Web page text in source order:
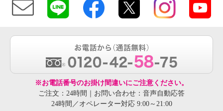
※お電話番号のお掛け間違いにご注意ください。
ご注文：24時間｜お問い合わせ：音声自動応答
24時間／オペレーター対応 9:00～21:00